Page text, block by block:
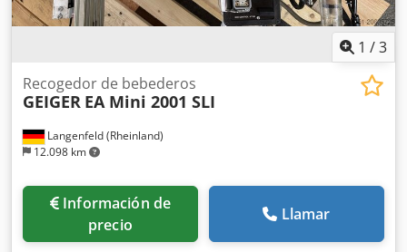
1 /3
Langenfeld (Rheinland)
12.098 km
Recogedor de bebederos
GEIGER EA Mini 2001 SLI
Información de
precio
Llamar